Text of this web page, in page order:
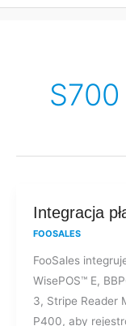
S700
Integracja
FOOSALES
FooSales
WisePOS™ E,
3, Stripe Reader
P400, aby
Integracja
płatności